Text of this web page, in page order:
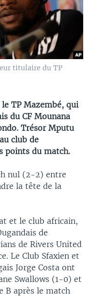
titulaire du TP
TP Mazembé, qui
du CF Mounana
Trésor Mputu
club de
points du match.
nul (2-2) entre
la tête de la
et le club africain,
de
de Rivers United
Le Club Sfaxien et
Jorge Costa ont
Swallows (1-0) et
B après le match